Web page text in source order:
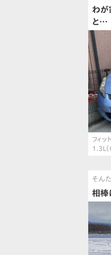
わが
と…
フィット
1.3L（
そん
相棒